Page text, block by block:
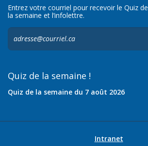
Entrez votre courriel pour recevoir le Quiz de
la semaine et l’infolettre.
S'inscrire
Quiz de la semaine !
Quiz de la semaine du 7 août 2026
Intranet